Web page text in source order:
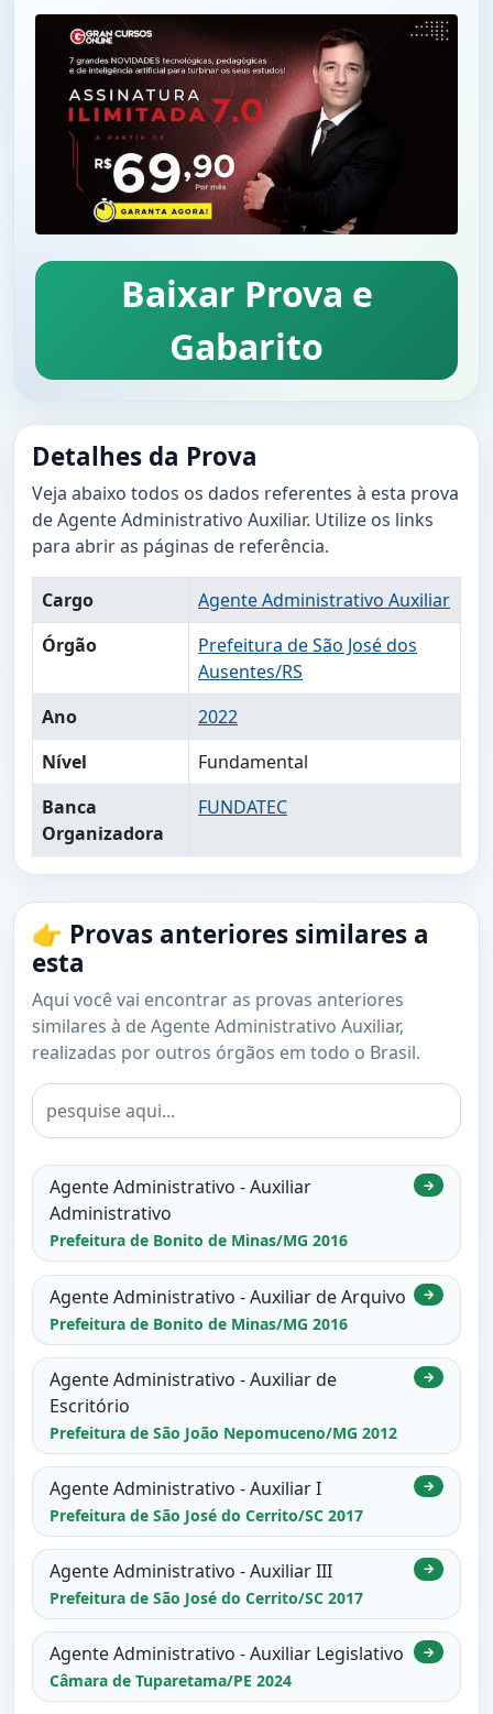
Baixar Prova e
Gabarito
Detalhes da Prova
Veja abaixo todos os dados referentes à esta prova
de Agente Administrativo Auxiliar. Utilize os links
para abrir as páginas de referência.
Cargo
Agente Administrativo Auxiliar
Órgão
Prefeitura de São José dos
Ausentes/RS
Ano
2022
Nível
Fundamental
Banca
Organizadora
FUNDATEC
👉 Provas anteriores similares a
esta
Aqui você vai encontrar as provas anteriores
similares à de Agente Administrativo Auxiliar,
realizadas por outros órgãos em todo o Brasil.
Agente Administrativo - Auxiliar
Administrativo
Prefeitura de Bonito de Minas/MG 2016
→
Agente Administrativo - Auxiliar de Arquivo
Prefeitura de Bonito de Minas/MG 2016
→
Agente Administrativo - Auxiliar de
Escritório
Prefeitura de São João Nepomuceno/MG 2012
→
Agente Administrativo - Auxiliar I
Prefeitura de São José do Cerrito/SC 2017
→
Agente Administrativo - Auxiliar III
Prefeitura de São José do Cerrito/SC 2017
→
Agente Administrativo - Auxiliar Legislativo
Câmara de Tuparetama/PE 2024
→